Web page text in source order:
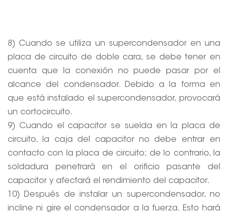
8) Cuando se utiliza un supercondensador en una
placa de circuito de doble cara, se debe tener en
cuenta que la conexión no puede pasar por el
alcance del condensador. Debido a la forma en
que está instalado el supercondensador, provocará
un cortocircuito.
9) Cuando el capacitor se suelda en la placa de
circuito, la caja del capacitor no debe entrar en
contacto con la placa de circuito; de lo contrario, la
soldadura penetrará en el orificio pasante del
capacitor y afectará el rendimiento del capacitor.
10) Después de instalar un supercondensador, no
incline ni gire el condensador a la fuerza. Esto hará